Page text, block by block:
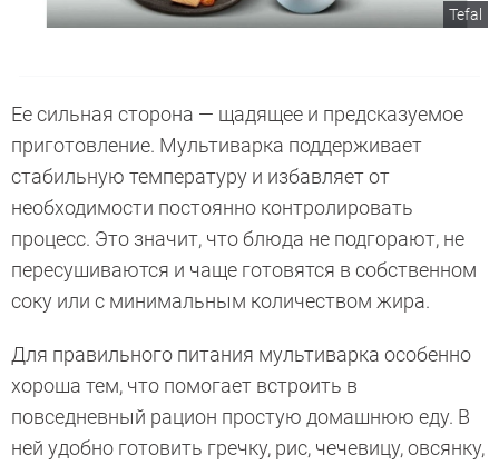
Tefal
Ее сильная сторона — щадящее и предсказуемое
приготовление. Мультиварка поддерживает
стабильную температуру и избавляет от
необходимости постоянно контролировать
процесс. Это значит, что блюда не подгорают, не
пересушиваются и чаще готовятся в собственном
соку или с минимальным количеством жира.
Для правильного питания мультиварка особенно
хороша тем, что помогает встроить в
повседневный рацион простую домашнюю еду. В
ней удобно готовить гречку, рис, чечевицу, овсянку,